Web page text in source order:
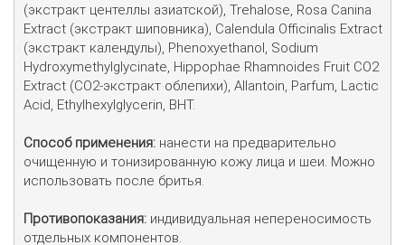
(экстракт центеллы азиатской), Trehalose, Rosa Canina
Extract (экстракт шиповника), Calendula Officinalis Extract
(экстракт календулы), Phenoxyethanol, Sodium
Hydroxymethylglycinate, Hippophae Rhamnoides Fruit CO2
Extract (СО2-экстракт облепихи), Allantoin, Parfum, Lactic
Acid, Ethylhexylglycerin, ВНТ.
Способ применения: нанести на предварительно
очищенную и тонизированную кожу лица и шеи. Можно
использовать после бритья.
Противопоказания: индивидуальная непереносимость
отдельных компонентов.